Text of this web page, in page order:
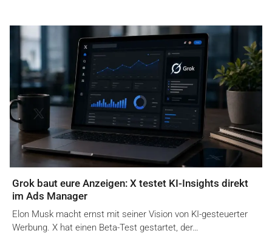
Grok baut eure Anzeigen: X testet KI-Insights direkt
im Ads Manager
Elon Musk macht ernst mit seiner Vision von KI-gesteuerter
Werbung. X hat einen Beta-Test gestartet, der…